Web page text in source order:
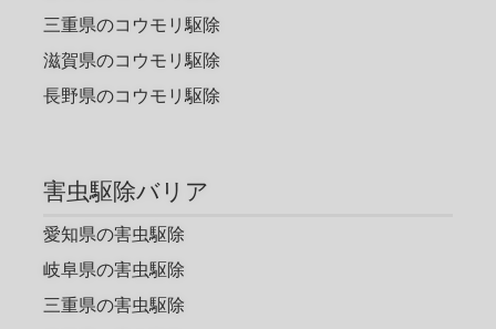
三重県のコウモリ駆除
滋賀県のコウモリ駆除
長野県のコウモリ駆除
害虫駆除バリア
愛知県の害虫駆除
岐阜県の害虫駆除
三重県の害虫駆除